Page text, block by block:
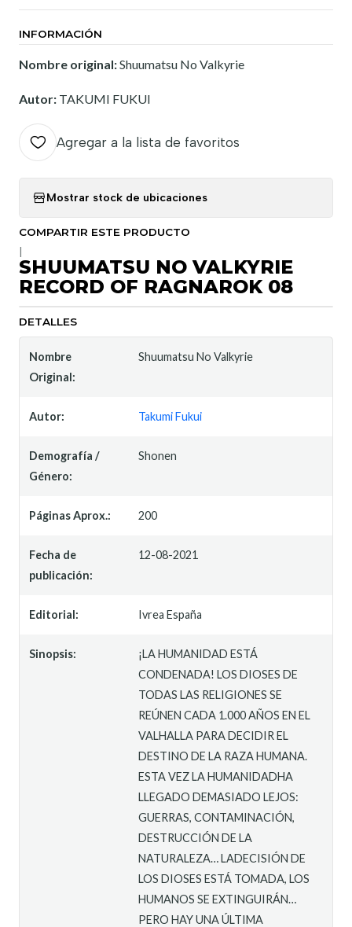
INFORMACIÓN
Nombre original:Shuumatsu No Valkyrie
Autor: TAKUMI FUKUI
Agregar a la lista de favoritos
Mostrar stock de ubicaciones
COMPARTIR ESTE PRODUCTO
SHUUMATSU NO VALKYRIE
RECORD OF RAGNAROK 08
DETALLES
Nombre
Original:
Shuumatsu No Valkyrie
Autor: Takumi Fukui
Demografía /
Género:
Shonen
Páginas Aprox.: 200
Fecha de
publicación:
12-08-2021
Editorial: Ivrea España
Sinopsis:
¡LA HUMANIDAD ESTÁ
CONDENADA! LOS DIOSES DE
TODAS LAS RELIGIONES SE
REÚNEN CADA 1.000 AÑOS EN EL
VALHALLA PARA DECIDIR EL
DESTINO DE LA RAZA HUMANA.
ESTA VEZ LA HUMANIDADHA
LLEGADO DEMASIADO LEJOS:
GUERRAS, CONTAMINACIÓN,
DESTRUCCIÓN DE LA
NATURALEZA… LADECISIÓN DE
LOS DIOSES ESTÁ TOMADA, LOS
HUMANOS SE EXTINGUIRÁN…
PERO HAY UNA ÚLTIMA